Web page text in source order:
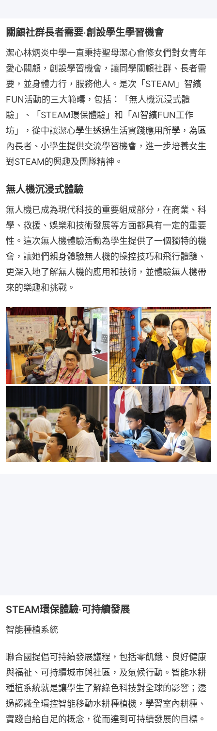
關顧社群長者需要‧創設學生學習機會
潔心林炳炎中學一直秉持聖母潔心會修女們對女青年
愛心關顧，創設學習機會，讓同學關顧社群、長者需
要，並身體力行，服務他人。是次「STEAM」智繽
FUN活動的三大範疇，包括：「無人機沉浸式體
驗」、「STEAM環保體驗」和「AI智繽FUN工作
坊」，從中讓潔心學生透過生活實踐應用所學，為區
內長者、小學生提供交流學習機會，進一步培養女生
對STEAM的興趣及團隊精神。
無人機沉浸式體驗
無人機已成為現代科技的重要組成部分，在商業、科
學、救援、娛樂和技術發展等方面都具有一定的重要
性。這次無人機體驗活動為學生提供了一個獨特的機
會，讓她們親身體驗無人機的操控技巧和飛行體驗、
更深入地了解無人機的應用和技術，並體驗無人機帶
來的樂趣和挑戰。
STEAM環保體驗‧可持續發展
智能種植系統
聯合國提倡可持續發展議程，包括零飢餓、良好健康
與福祉、可持續城市與社區，及氣候行動。智能水耕
種植系統就是讓學生了解綠色科技對全球的影響；透
過認識全環控智能移動水耕種植機，學習室內耕種、
實踐自給自足的概念，從而達到可持續發展的目標。